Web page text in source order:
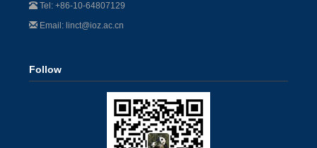
Tel: +86-10-64807129
Email: linct@ioz.ac.cn
Follow